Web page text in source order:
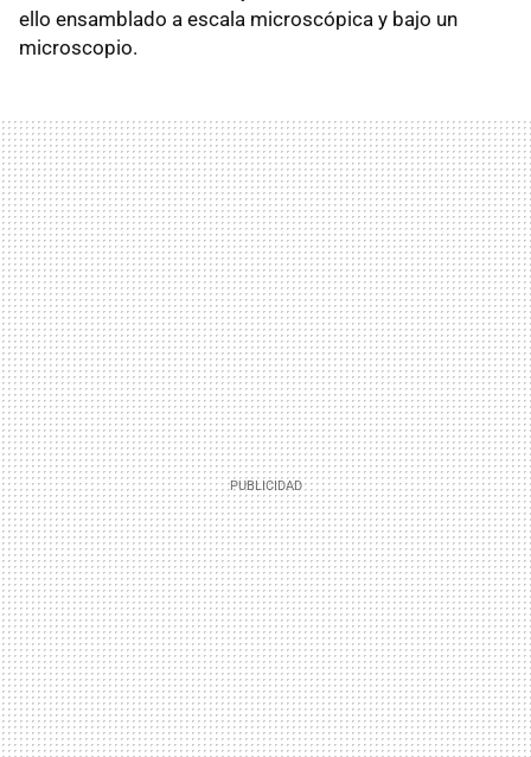
ello ensamblado a escala microscópica y bajo un
microscopio.